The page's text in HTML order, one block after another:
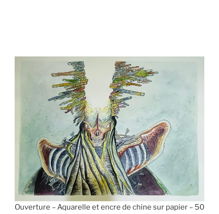
Ouverture – Aquarelle et encre de chine sur papier – 50